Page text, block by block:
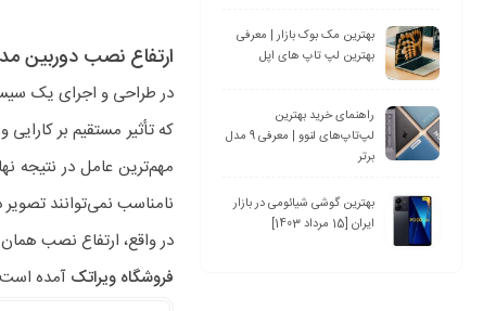
بهترین مک بوک بازار | معرفی
بهترین لپ تاپ های اپل
راهنمای خرید بهترین
لپ‌تاپ‌های لنوو | معرفی 9 مدل
برتر
بهترین گوشی شیائومی در بازار
ایران [15 مرداد 1403]
ارتفاع نصب دوربین
در طراحی و اجرای یک
که تأثیر مستقیم بر
مهم‌ترین عامل در نتیجه
نامناسب نمی‌توانند تصویر
در واقع، ارتفاع نصب
فروشگاه ویراتک آمده